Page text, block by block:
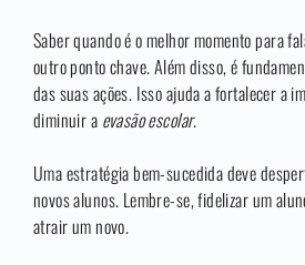
Saber quando é o melhor momento para
outro ponto chave. Além disso, é
das suas ações. Isso ajuda a fortalecer a
diminuir a evasão escolar.
Uma estratégia bem-sucedida deve
novos alunos. Lembre-se, fidelizar um
atrair um novo.